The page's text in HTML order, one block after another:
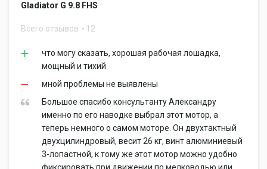
Gladiator G 9.8 FHS
Всего отзывов 12
что могу сказать, хорошая рабочая лошадка,
мощный и тихий
мной проблемы не выявлены
Большое спасибо консультанту Александру
именно по его наводке выбрал этот мотор, а
теперь немного о самом моторе. Он двухтактный
двухцилиндровый, весит 26 кг, винт алюминиевый
3-лопастной, к тому же этот мотор можно удобно